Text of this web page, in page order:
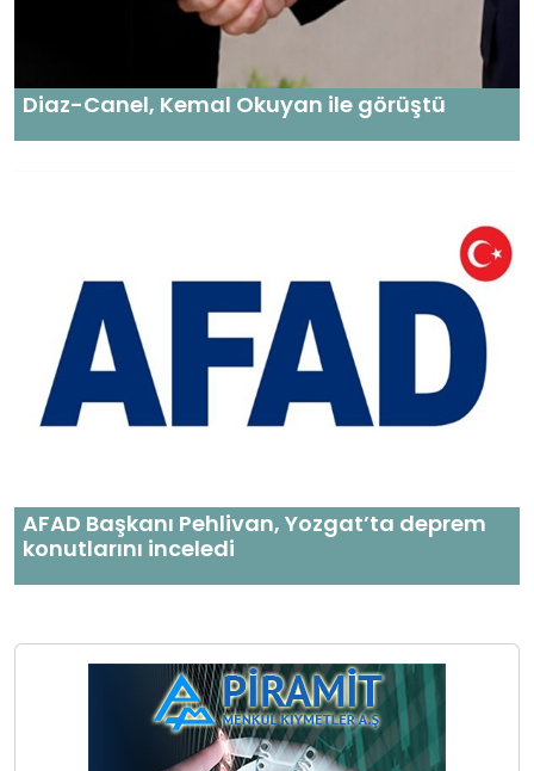
Diaz-Canel, Kemal Okuyan ile görüştü
AFAD Başkanı Pehlivan, Yozgat’ta deprem
konutlarını inceledi